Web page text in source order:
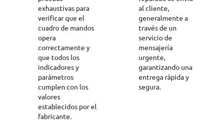
exhaustivas para
verificar que el
cuadro de mandos
opera
correctamente y
que todos los
indicadores y
parámetros
cumplen con los
valores
establecidos por el
fabricante.
al cliente,
generalmente a
través de un
servicio de
mensajería
urgente,
garantizando una
entrega rápida y
segura.